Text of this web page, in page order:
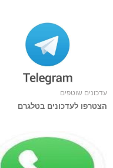
עדכונים שוטפים
הצטרפו לעדכונים בטלגרם